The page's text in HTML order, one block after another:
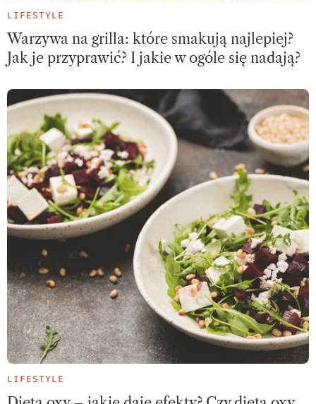
LIFESTYLE
Warzywa na grilla: które smakują najlepiej?
Jak je przyprawić? I jakie w ogóle się nadają?
LIFESTYLE